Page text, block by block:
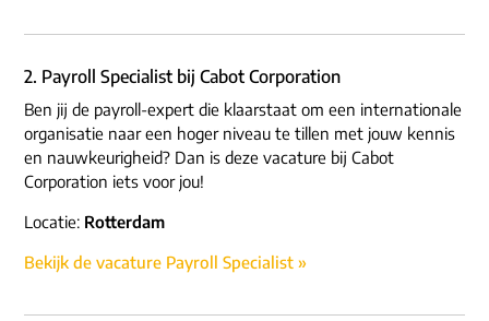
2. Payroll Specialist bij Cabot Corporation
Ben jij de payroll-expert die klaarstaat om een internationale
organisatie naar een hoger niveau te tillen met jouw kennis
en nauwkeurigheid? Dan is deze vacature bij Cabot
Corporation iets voor jou!
Locatie: Rotterdam
Bekijk de vacature Payroll Specialist »